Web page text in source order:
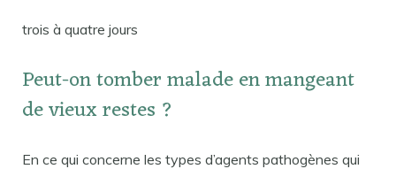
trois à quatre jours
Peut-on tomber malade en mangeant
de vieux restes ?
En ce qui concerne les types d’agents pathogènes qui